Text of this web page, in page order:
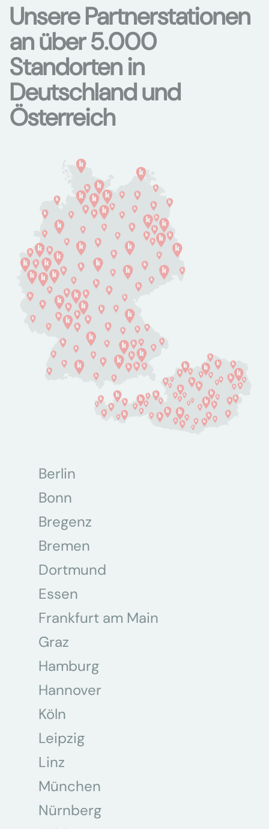
Unsere Partnerstationen
an über 5.000
Standorten in
Deutschland und
Österreich
Berlin
Bonn
Bregenz
Bremen
Dortmund
Essen
Frankfurt am Main
Graz
Hamburg
Hannover
Köln
Leipzig
Linz
München
Nürnberg